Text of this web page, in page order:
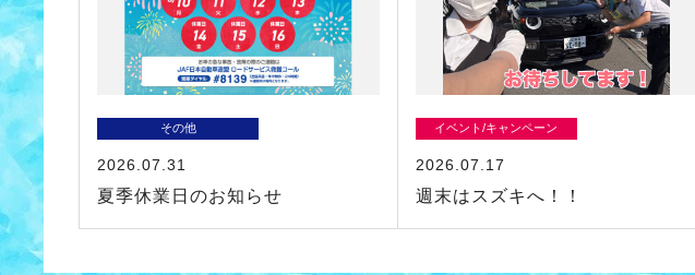
その他
2026.07.31
夏季休業日のお知らせ
イベント/キャンペーン
2026.07.17
週末はスズキへ！！